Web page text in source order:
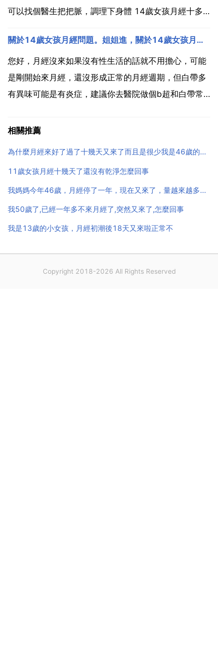
可以找個醫生把把脈，調理下身體 14歲女孩月經十多
是由於卵巢功能發育不全引起的,青春期少女正處於發育
階段,常常表現出月經失調,月經會變得逐漸規律.但不
能...
關於14歲女孩月經問題。姐姐進，關於14歲女孩月經問題。姐姐進
您好，月經沒來如果沒有性生活的話就不用擔心，可能
是剛開始來月經，還沒形成正常的月經週期，但白帶多
有異味可能是有炎症，建議你去醫院做個b超和白帶常
以免延誤病情。您好！月經推遲或提前一週屬於正常範
相關推薦
為什麼月經來好了過了十幾天又來了而且是很少我是46歲的謝謝
11歲女孩月經十幾天了還沒有乾淨怎麼回事
我媽媽今年46歲，月經停了一年，現在又來了，量越來越多，有時候紅的發黑，有時候痛經，請問這是怎麼回事
我50歲了,已經一年多不來月經了,突然又來了,怎麼回事
我是13歲的小女孩，月經初潮後18天又來啦正常不
Copyright 2018-2026 All Rights Reserved